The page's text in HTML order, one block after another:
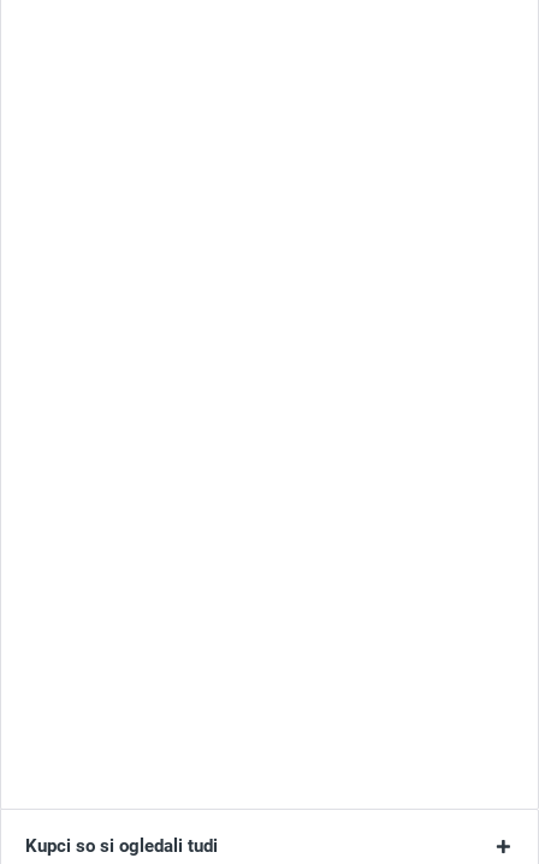
Kupci so si ogledali tudi